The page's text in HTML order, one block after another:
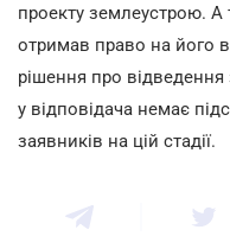
проекту землеустрою. А
отримав право на його
рішення про
у відповідача немає
заявників на цій стадії.